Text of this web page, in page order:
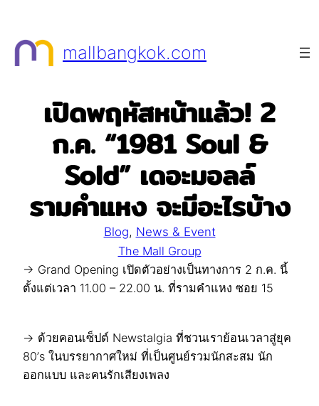
content
mallbangkok.com
เปิดพฤหัสหน้าแล้ว! 2
ก.ค. “1981 Soul &
Sold” เดอะมอลล์
รามคำแหง จะมีอะไรบ้าง
Blog, News & Event
The Mall Group
→ Grand Opening เปิดตัวอย่างเป็นทางการ 2 ก.ค. นี้
ตั้งแต่เวลา 11.00 – 22.00 น. ที่รามคำแหง ซอย 15
→ ด้วยคอนเซ็ปต์ Newstalgia ที่ชวนเราย้อนเวลาสู่ยุค
80’s ในบรรยากาศใหม่ ที่เป็นศูนย์รวมนักสะสม นัก
ออกแบบ และคนรักเสียงเพลง